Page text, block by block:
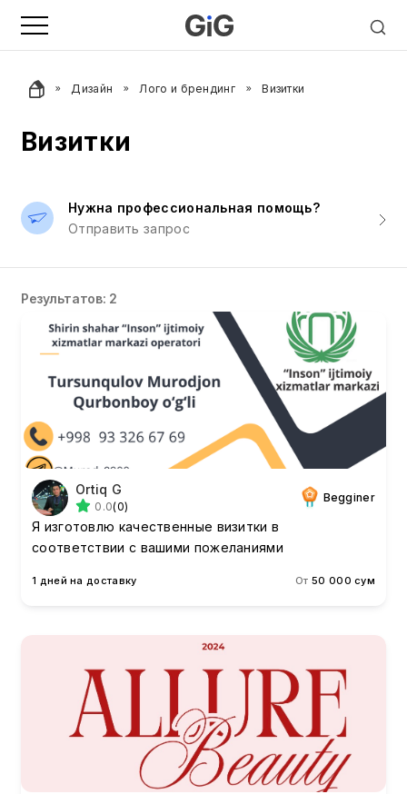
Дизайн Лого и брендинг Визитки
Визитки
Нужна профессиональная помощь?
Отправить запрос
Результатов: 2
Ortiq G
0.0(0)
Begginer
Я изготовлю качественные визитки в
соответствии с вашими пожеланиями
1 дней на доставку От 50 000 сум